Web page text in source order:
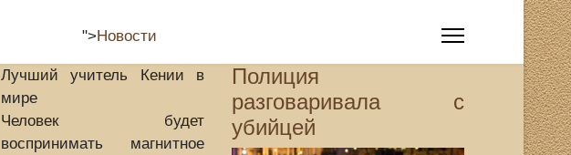
">Новости
Лучший учитель Кении в
мире
Человек будет
воспринимать магнитное
Полиция
разговаривала с
убийцей